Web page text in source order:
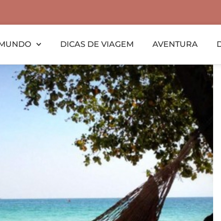
DICAS DE VIAGEM AVENTURA